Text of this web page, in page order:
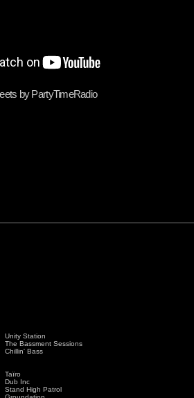
by PartyTimeRadio
Unity Station
The Bassment Sessions
Chillin' Bass
Taïro
Dub Inc
Stand High Patrol